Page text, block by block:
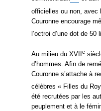
officielles ou non, avec
Couronne encourage
l’octroi d’une dot de 50
Au milieu du XVII e
d’hommes. Afin de
Couronne s’attache à
célèbres « Filles du Roy
été recrutées par les
peuplement et à le